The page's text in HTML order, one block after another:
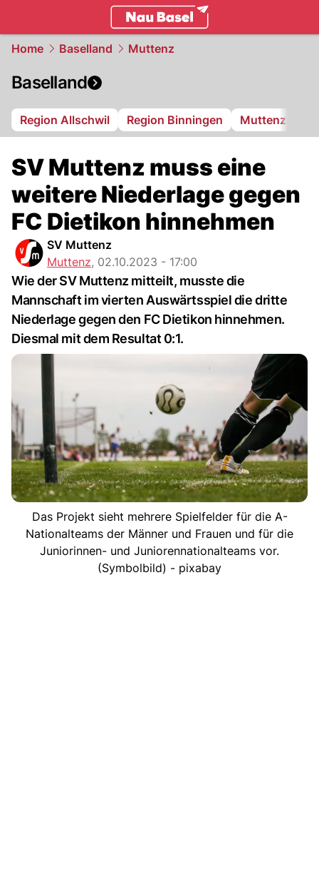
Home Baselland Muttenz
Baselland
Region Allschwil Region Binningen Muttenz
SV Muttenz muss eine
weitere Niederlage gegen
FC Dietikon hinnehmen
SV Muttenz
Muttenz, 02.10.2023 - 17:00
Wie der SV Muttenz mitteilt, musste die
Mannschaft im vierten Auswärtsspiel die dritte
Niederlage gegen den FC Dietikon hinnehmen.
Diesmal mit dem Resultat 0:1.
Das Projekt sieht mehrere Spielfelder für die A-
Nationalteams der Männer und Frauen und für die
Juniorinnen- und Juniorennationalteams vor.
(Symbolbild) - pixabay